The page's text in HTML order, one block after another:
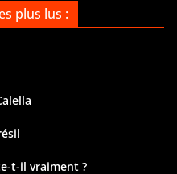
plus lus :
t-il vraiment ?